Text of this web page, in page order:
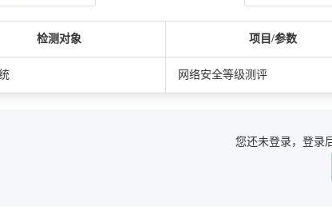
检测对象 项目/参数
网络安全等级测评
您还未登录，登录